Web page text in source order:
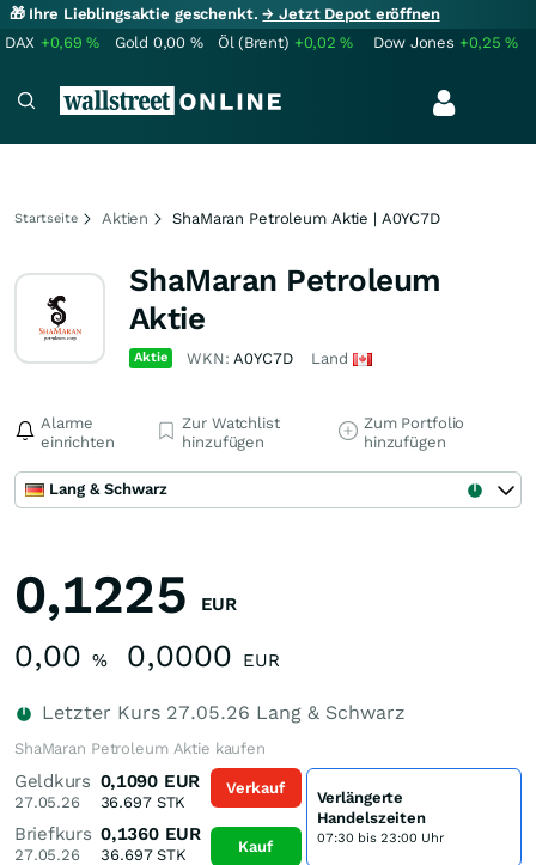
🎁 Ihre Lieblingsaktie geschenkt.→ Jetzt Depot eröffnen
DAX +0,69% Gold 0,00 % Öl (Brent) +0,02% Dow Jones +0,25%
Startseite Aktien ShaMaran Petroleum Aktie | A0YC7D
ShaMaran Petroleum
Aktie
Aktie WKN:A0YC7D Land
Alarme
einrichten
Zur Watchlist
hinzufügen
Zum Portfolio
hinzufügen
Lang & Schwarz
0,1225 EUR
0,00 % 0,0000 EUR
Letzter Kurs 27.05.26 Lang & Schwarz
ShaMaran Petroleum Aktie kaufen
Geldkurs
27.05.26
0,1090 EUR
36.697STK
Briefkurs
27.05.26
0,1360 EUR
36.697STK
Verkauf
Kauf
Verlängerte
Handelszeiten
07:30 bis 23:00 Uhr